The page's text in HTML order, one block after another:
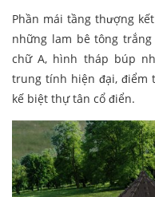
Phần mái tầng thượng
những lam bê tông
chữ A, hình tháp búp
trung tính hiện đại, điểm
kế biệt thự tân cổ điển.